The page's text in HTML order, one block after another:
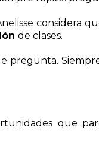
considera
de clases.
pregunta.
que